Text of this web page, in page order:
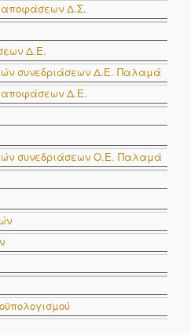
αποφάσεων Δ.Σ.
Δ.Ε.
συνεδριάσεων Δ.E. Παλαμά
αποφάσεων Δ.Ε.
συνεδριάσεων Ο.E. Παλαμά